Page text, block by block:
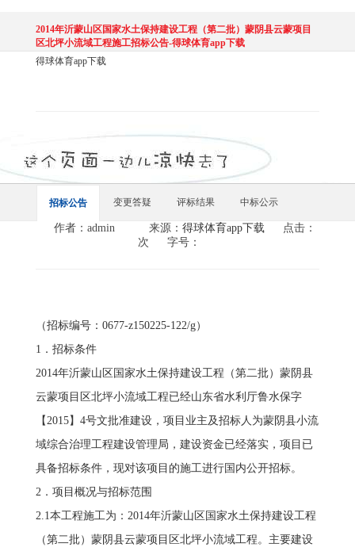
2014年沂蒙山区国家水土保持建设工程（第二批）蒙阴县云蒙项目
区北坪小流域工程施工招标公告-得球体育app下载
得球体育app下载
招标公告 变更答疑 评标结果 中标公示
作者：admin 来源：得球体育app下载
点击：
次
字号：
（招标编号：0677-z150225-122/g）
1．招标条件
2014年沂蒙山区国家水土保持建设工程（第二批）蒙阴县
云蒙项目区北坪小流域工程已经山东省水利厅鲁水保字
【2015】4号文批准建设，项目业主及招标人为蒙阴县小流
域综合治理工程建设管理局，建设资金已经落实，项目已
具备招标条件，现对该项目的施工进行国内公开招标。
2．项目概况与招标范围
2.1本工程施工为：2014年沂蒙山区国家水土保持建设工程
（第二批）蒙阴县云蒙项目区北坪小流域工程。主要建设